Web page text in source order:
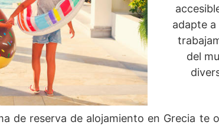
adapte
del
de reserva de alojamiento en Grecia te